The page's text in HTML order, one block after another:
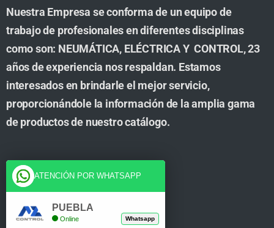
Nuestra Empresa se conforma de un equipo de
trabajo de profesionales en diferentes disciplinas
como son: NEUMÁTICA, ELÉCTRICA Y CONTROL, 23
años de experiencia nos respaldan. Estamos
interesados en brindarle el mejor servicio,
proporcionándole la información de la amplia gama
de productos de nuestro catálogo.
Cuenta
Tienda
ATENCIÓN POR WHATSAPP
PUEBLA
Online Whatsapp